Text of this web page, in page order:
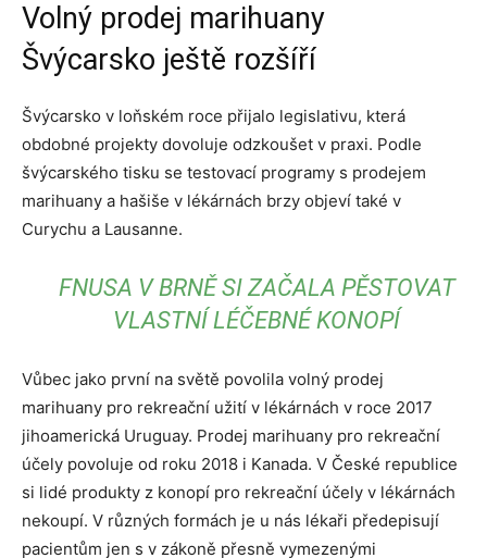
Volný prodej marihuany
Švýcarsko ještě rozšíří
Švýcarsko v loňském roce přijalo legislativu, která
obdobné projekty dovoluje odzkoušet v praxi. Podle
švýcarského tisku se testovací programy s prodejem
marihuany a hašiše v lékárnách brzy objeví také v
Curychu a Lausanne.
FNUSA V BRNĚ SI ZAČALA PĚSTOVAT
VLASTNÍ LÉČEBNÉ KONOPÍ
Vůbec jako první na světě povolila volný prodej
marihuany pro rekreační užití v lékárnách v roce 2017
jihoamerická Uruguay. Prodej marihuany pro rekreační
účely povoluje od roku 2018 i Kanada. V České republice
si lidé produkty z konopí pro rekreační účely v lékárnách
nekoupí. V různých formách je u nás lékaři předepisují
pacientům jen s v zákoně přesně vymezenými